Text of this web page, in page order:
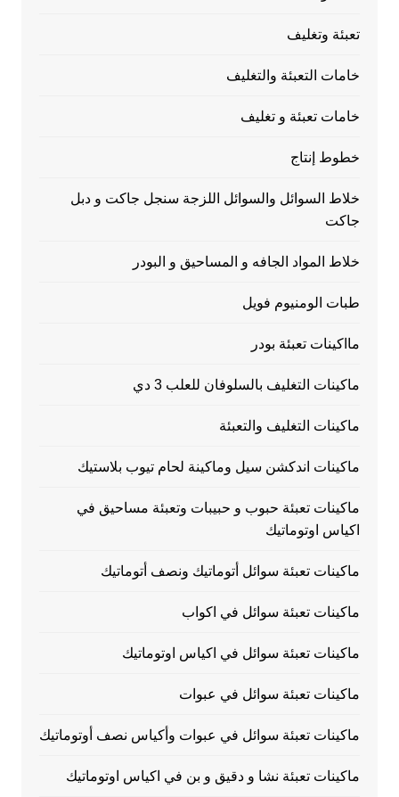
تعبئة وتغليف
خامات التعبئة والتغليف
خامات تعبئة و تغليف
خطوط إنتاج
خلاط السوائل والسوائل اللزجة سنجل جاكت و دبل
جاكت
خلاط المواد الجافه و المساحيق و البودر
طبات الومنيوم فويل
مااكينات تعبئة بودر
ماكينات التغليف بالسلوفان للعلب 3 دي
ماكينات التغليف والتعبئة
ماكينات اندكشن سيل وماكينة لحام تيوب بلاستيك
ماكينات تعبئة حبوب و حبيبات وتعبئة مساحيق في
اكياس اوتوماتيك
ماكينات تعبئة سوائل أتوماتيك ونصف أتوماتيك
ماكينات تعبئة سوائل في اكواب
ماكينات تعبئة سوائل في اكياس اوتوماتيك
ماكينات تعبئة سوائل في عبوات
ماكينات تعبئة سوائل في عبوات وأكياس نصف أوتوماتيك
ماكينات تعبئة نشا و دقيق و بن في اكياس اوتوماتيك